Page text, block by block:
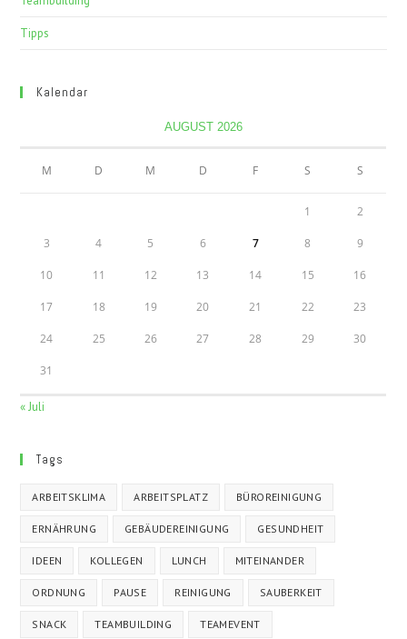
Tipps
Kalendar
AUGUST 2026
M D M D F S S
1 2
3 4 5 6 7 8 9
10 11 12 13 14 15 16
17 18 19 20 21 22 23
24 25 26 27 28 29 30
31
« Juli
Tags
ARBEITSKLIMA ARBEITSPLATZ BÜROREINIGUNG
ERNÄHRUNG GEBÄUDEREINIGUNG GESUNDHEIT
IDEEN KOLLEGEN LUNCH MITEINANDER
ORDNUNG PAUSE REINIGUNG SAUBERKEIT
SNACK TEAMBUILDING TEAMEVENT